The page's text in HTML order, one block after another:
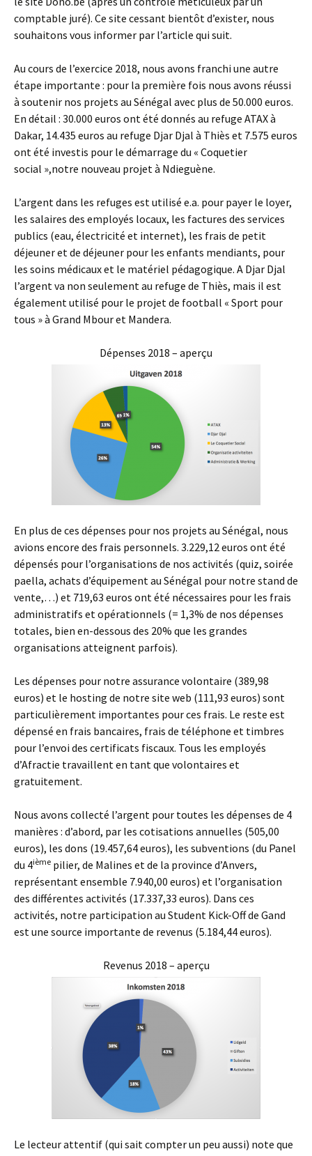
comptable juré). Ce site cessant bientôt d’exister, nous
souhaitons vous informer par l’article qui suit.
Au cours de l’exercice 2018, nous avons franchi une autre
étape importante : pour la première fois nous avons réussi
à soutenir nos projets au Sénégal avec plus de 50.000 euros.
En détail : 30.000 euros ont été donnés au refuge ATAX à
Dakar, 14.435 euros au refuge Djar Djal à Thiès et 7.575 euros
ont été investis pour le démarrage du « Coquetier
social »,notre nouveau projet à Ndieguène.
L’argent dans les refuges est utilisé e.a. pour payer le loyer,
les salaires des employés locaux, les factures des services
publics (eau, électricité et internet), les frais de petit
déjeuner et de déjeuner pour les enfants mendiants, pour
les soins médicaux et le matériel pédagogique. A Djar Djal
l’argent va non seulement au refuge de Thiès, mais il est
également utilisé pour le projet de football « Sport pour
tous » à Grand Mbour et Mandera.
Dépenses 2018 – aperçu
En plus de ces dépenses pour nos projets au Sénégal, nous
avions encore des frais personnels. 3.229,12 euros ont été
dépensés pour l’organisations de nos activités (quiz, soirée
paella, achats d’équipement au Sénégal pour notre stand de
vente,…) et 719,63 euros ont été nécessaires pour les frais
administratifs et opérationnels (= 1,3% de nos dépenses
totales, bien en-dessous des 20% que les grandes
organisations atteignent parfois).
Les dépenses pour notre assurance volontaire (389,98
euros) et le hosting de notre site web (111,93 euros) sont
particulièrement importantes pour ces frais. Le reste est
dépensé en frais bancaires, frais de téléphone et timbres
pour l’envoi des certificats fiscaux. Tous les employés
d’Afractie travaillent en tant que volontaires et
gratuitement.
Nous avons collecté l’argent pour toutes les dépenses de 4
manières : d’abord, par les cotisations annuelles (505,00
euros), les dons (19.457,64 euros), les subventions (du Panel
du 4ième pilier, de Malines et de la province d’Anvers,
représentant ensemble 7.940,00 euros) et l’organisation
des différentes activités (17.337,33 euros). Dans ces
activités, notre participation au Student Kick-Off de Gand
est une source importante de revenus (5.184,44 euros).
Revenus 2018 – aperçu
Le lecteur attentif (qui sait compter un peu aussi) note que